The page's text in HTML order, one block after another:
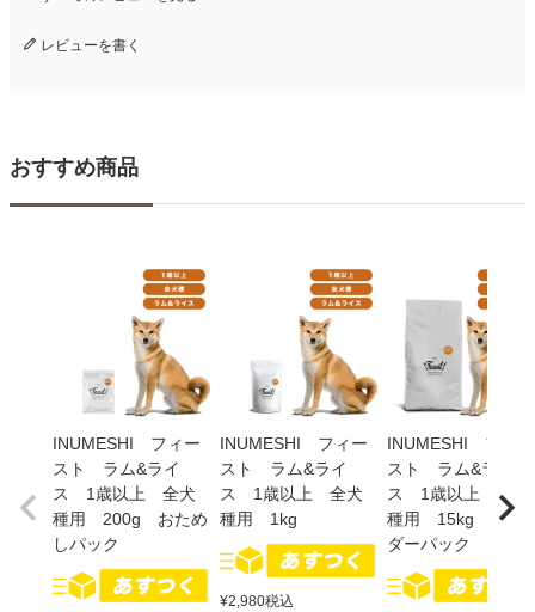
レビューを書く
おすすめ商品
INUMESHI フィー
スト ラム&ライ
ス 1歳以上 全犬
種用 200g おため
しパック
INUMESHI フィー
スト ラム&ライ
ス 1歳以上 全犬
種用 1kg
¥2,980税込
INUMESHI フィー
スト ラム&ライ
ス 1歳以上 全犬
種用 15kg ブリ
ダーパック